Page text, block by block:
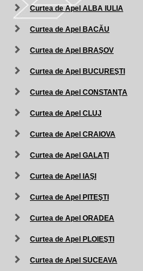
Curtea de Apel ALBA IULIA
Curtea de Apel BACĂU
Curtea de Apel BRAŞOV
Curtea de Apel BUCUREŞTI
Curtea de Apel CONSTANŢA
Curtea de Apel CLUJ
Curtea de Apel CRAIOVA
Curtea de Apel GALAŢI
Curtea de Apel IAŞI
Curtea de Apel PITEŞTI
Curtea de Apel ORADEA
Curtea de Apel PLOIEŞTI
Curtea de Apel SUCEAVA